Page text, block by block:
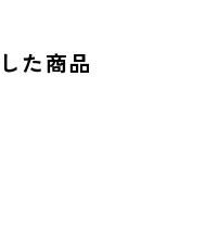
た商品